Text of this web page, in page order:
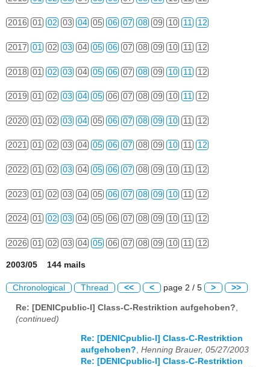
2016 01 02 03 04 05 06 07 08 09 10 11 12
2017 01 02 03 04 05 06 07 08 09 10 11 12
2018 01 02 03 04 05 06 07 08 09 10 11 12
2019 01 02 03 04 05 06 07 08 09 10 11 12
2020 01 02 03 04 05 06 07 08 09 10 11 12
2021 01 02 03 04 05 06 07 08 09 10 11 12
2022 01 02 03 04 05 06 07 08 09 10 11 12
2023 01 02 03 04 05 06 07 08 09 10 11 12
2024 01 02 03 04 05 06 07 08 09 10 11 12
2026 01 02 03 04 05 06 07 08 09 10 11 12
2003/05 144 mails
Chronological Thread << < page 2 / 5 > >>
Re: [DENICpublic-l] Class-C-Restriktion aufgehoben?
(continued)
Re: [DENICpublic-l] Class-C-Restriktion
aufgehoben?, Henning Brauer, 05/27/2003
Re: [DENICpublic-l] Class-C-Restriktion